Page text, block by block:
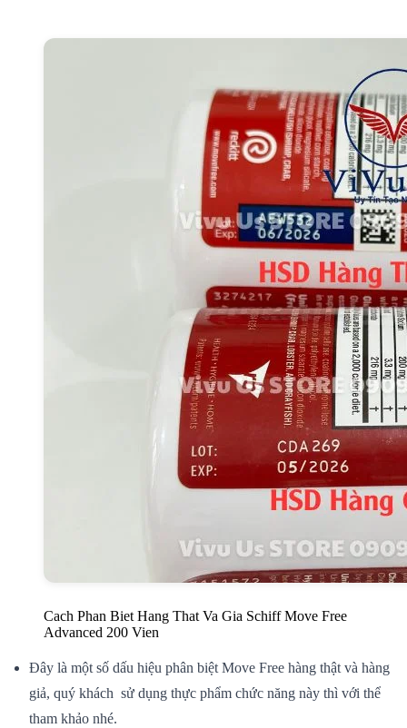
Cach Phan Biet Hang That Va Gia Schiff Move Free
Advanced 200 Vien
Đây là một số dấu hiệu phân biệt Move Free hàng thật và hàng
giả, quý khách sử dụng thực phẩm chức năng này thì với thể
tham khảo nhé.